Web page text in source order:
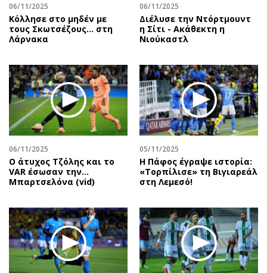
Money Review
AstroBank Properties
Trends
Ναυτιλία
Περιβάλλον
Ελλάδα
Κόσμος
Παράξενα
Πολιτισμός
Σινεμά
Μουσική
Εικαστικά
Βιβλίο
Χειρόγραφα
Πρόσωπα
Περιβάλλον
Good Life
Showbiz
Ταξίδια
Συνταγές
Έξοδος
Media
Εκπομπές
Wine routes
Uncut
Προσφορές
Προσωπικότητες στην ''Κ''
Επιστολές
06/11/2025
Κόλλησε στο μηδέν με
τους Σκωτσέζους... στη
Λάρνακα
06/11/2025
Διέλυσε την Ντόρτμουντ
η Σίτι - Ακάθεκτη η
Νιούκαστλ
06/11/2025
Ο άτυχος Τζόλης και το
VAR έσωσαν την…
Μπαρτσελόνα (vid)
05/11/2025
Η Πάφος έγραψε ιστορία:
«Τορπίλισε» τη Βιγιαρεάλ
στη Λεμεσό!